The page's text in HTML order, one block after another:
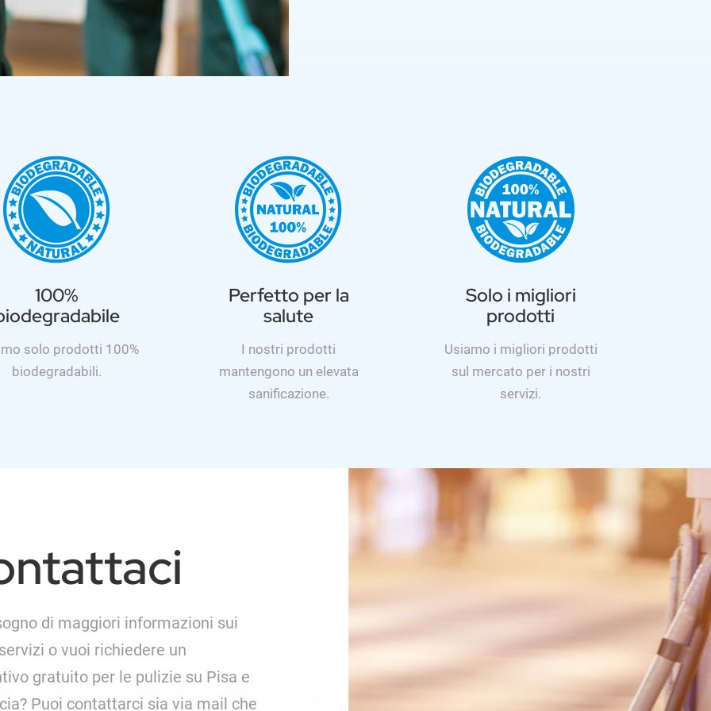
100%
solo prodotti 100%
biodegradabili.
Perfetto per la
salute
I nostri prodotti
mantengono un elevata
sanificazione.
Solo i migliori
prodotti
Usiamo i migliori prodotti
sul mercato per i nostri
servizi.
di maggiori informazioni sui
o vuoi richiedere un
gratuito per le pulizie su Pisa e
Puoi contattarci sia via mail che